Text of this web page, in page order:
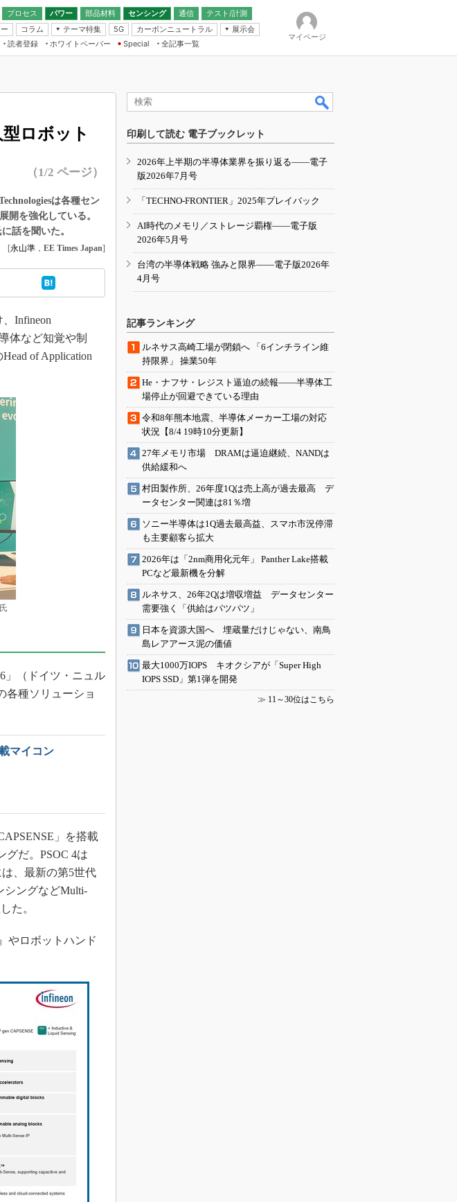
プロセス パワー 部品材料 センシング
通信
無線
テスト/計測
コラム
テーマ特集
）
EDN
5G カーボンニュートラル
展示会
IoT・エッジコンピューティング
EXPO
TECHNO-FRONTIER
人とくるま展
読者登録 ホワイトペーパー
Special
全記事一覧
マイページ
ロボット
（1/2 ページ）
は各種セン
開を強化している。
話を聞いた。
[永山準 ， EE Times Japan]
Infineon
体など知覚や制
of Application
」（ドイツ・ニュル
各種ソリューショ
マイコン
」を搭載
グだ。PSOC 4は
、最新の第5世代
シングなどMulti-
た。
やロボットハンド
印刷して読む 電子ブックレット
2026年上半期の半導体業界を振り返る――電子
版2026年7月号
「TECHNO-FRONTIER」2025年プレイバック
AI時代のメモリ／ストレージ覇権――電子版
2026年5月号
台湾の半導体戦略 強みと限界――電子版2026年
4月号
記事ランキング
ルネサス高崎工場が閉鎖へ 「6インチライン維
持限界」 操業50年
He・ナフサ・レジスト逼迫の続報――半導体工
場停止が回避できている理由
令和8年熊本地震、半導体メーカー工場の対応
状況【8/4 19時10分更新】
27年メモリ市場 DRAMは逼迫継続、NANDは
供給緩和へ
村田製作所、26年度1Qは売上高が過去最高 デ
ータセンター関連は81％増
ソニー半導体は1Q過去最高益、スマホ市況停滞
も主要顧客ら拡大
2026年は「2nm商用化元年」 Panther Lake搭載
PCなど最新機を分解
ルネサス、26年2Qは増収増益 データセンター
需要強く「供給はパツパツ」
日本を資源大国へ 埋蔵量だけじゃない、南鳥
島レアアース泥の価値
最大1000万IOPS キオクシアが「Super High
IOPS SSD」第1弾を開発
≫ 11～30位はこちら